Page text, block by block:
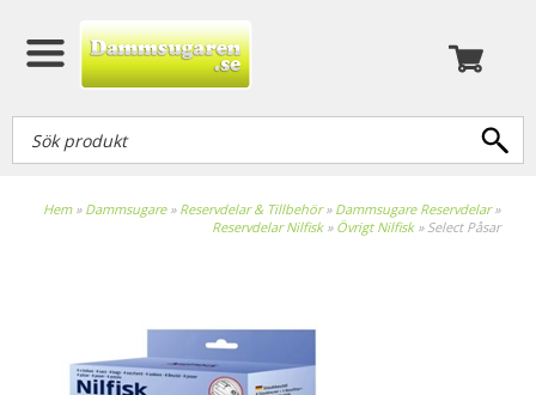
Hem» Dammsugare» Reservdelar & Tillbehör» Dammsugare Reservdelar»
Reservdelar Nilfisk» Övrigt Nilfisk» Select Påsar